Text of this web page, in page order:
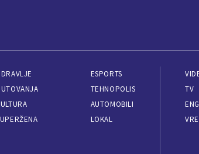
ESPORTS
TEHNOPOLIS
AUTOMOBILI
LOKAL
TV